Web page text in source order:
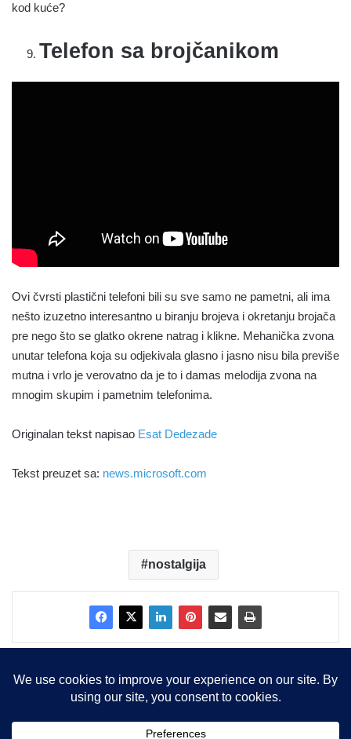
kod kuće?
Telefon sa brojčanikom
Ovi čvrsti plastični telefoni bili su sve samo ne pametni, ali ima
nešto izuzetno interesantno u biranju brojeva i okretanju brojača
pre nego što se glatko okrene natrag i klikne. Mehanička zvona
unutar telefona koja su odjekivala glasno i jasno nisu bila previše
mutna i vrlo je verovatno da je to i damas melodija zvona na
mnogim skupim i pametnim telefonima.
Originalan tekst napisao Esat Dedezade
Tekst preuzet sa: news.microsoft.com
nostalgija
Copyright © 2015-2025, Sva prava zadržana | LBS Team d.o.o.
Facebook
X LinkedIn